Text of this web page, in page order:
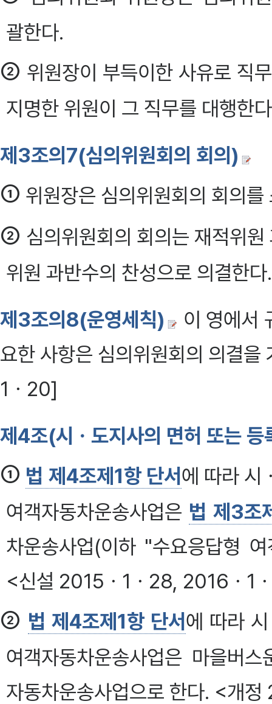
괄한다.
② 위원장이 부득이한 사유로 직
지명한 위원이 그 직무를 대행한
제3조의7(심의위원회의 회의)
① 위원장은 심의위원회의 회의
② 심의위원회의 회의는 재적위
위원 과반수의 찬성으로 의결한
제3조의8(운영세칙)
이 영에서
요한 사항은 심의위원회의 의결
1ㆍ20]
제4조(시ㆍ도지사의 면허 또는
① 법 제4조제1항 단서 에 따라 시
여객자동차운송사업은 법 제3조
차운송사업(이하 "수요응답형
<신설 2015ㆍ1ㆍ28, 2016ㆍ1
② 법 제4조제1항 단서 에 따라
여객자동차운송사업은 마을버
자동차운송사업으로 한다. <개